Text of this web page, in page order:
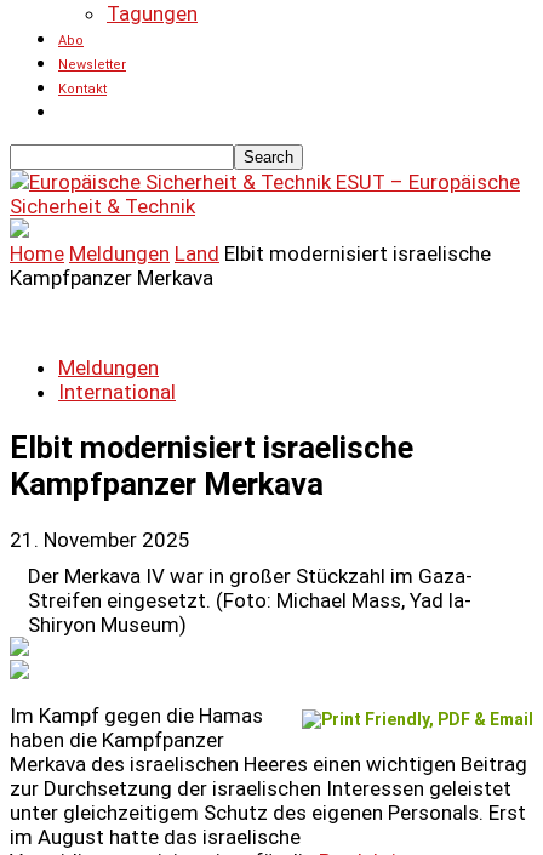
Tagungen
Abo
Newsletter
Kontakt
ESUT – Europäische
Sicherheit & Technik
Home Meldungen Land Elbit modernisiert israelische
Kampfpanzer Merkava
Meldungen
International
Elbit modernisiert israelische
Kampfpanzer Merkava
21. November 2025
Der Merkava IV war in großer Stückzahl im Gaza-
Streifen eingesetzt. (Foto: Michael Mass, Yad la-
Shiryon Museum)
Im Kampf gegen die Hamas
haben die Kampfpanzer
Merkava des israelischen Heeres einen wichtigen Beitrag
zur Durchsetzung der israelischen Interessen geleistet
unter gleichzeitigem Schutz des eigenen Personals. Erst
im August hatte das israelische